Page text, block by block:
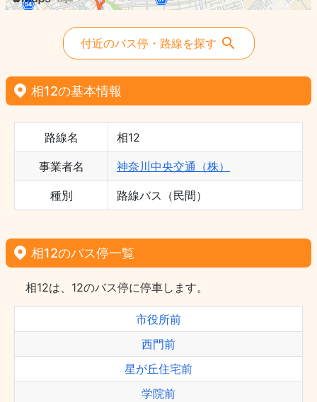
付近のバス停・路線を探す
相12の基本情報
路線名 相12
事業者名 神奈川中央交通（株）
種別 路線バス（民間）
相12のバス停一覧
相12は、12のバス停に停車します。
市役所前
西門前
星が丘住宅前
学院前